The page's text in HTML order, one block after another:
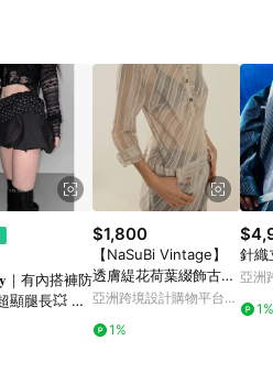
在此限。 6. APP 請更新至
品，禮物卡，開館保證金，補
LINE 購物站上之商品規格、
資訊頁及購物車不符，以
示為準。 10. 點數紅包使用規
若於 LINE 購物前往 Pinkoi
成訂單，不符合導購資格；承
透過 LINE 購物前往 Pinkoi 頁
有內搭褲防
顯腿長💥 復
感拼接短裙
短裙 高腰
$1,800
【NaSuBi Vintage】
透膚緹花荷葉綴飾古著
洋裝
亞洲跨境設計購物平台
1%
針織
亞洲
1%